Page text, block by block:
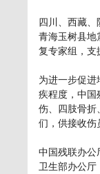
四川、西藏、
青海玉树县地
复专家组，支
为进一步促进
疾程度，中国
伤、四肢骨折
们，供接收伤
中国残联办公
卫生部办公厅